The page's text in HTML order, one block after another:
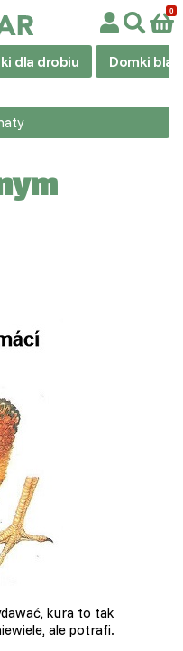
dla drobiu Domki
kura to tak
ale potrafi.